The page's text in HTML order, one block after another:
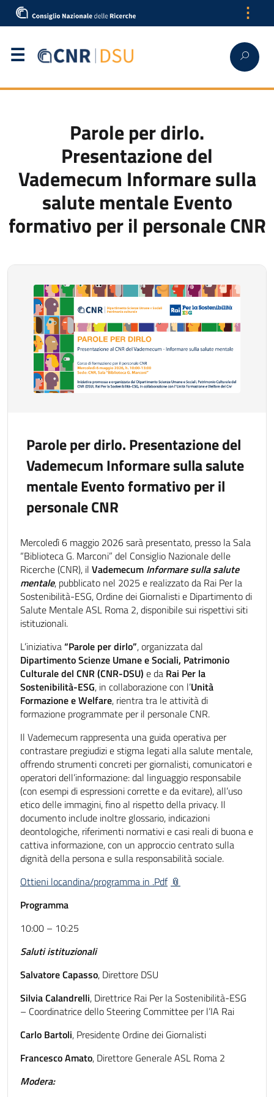
⋮
Parole per dirlo.
Presentazione del
Vademecum Informare sulla
salute mentale Evento
formativo per il personale CNR
Parole per dirlo. Presentazione del
Vademecum Informare sulla salute
mentale Evento formativo per il
personale CNR
Mercoledì 6 maggio 2026 sarà presentato, presso la Sala
“Biblioteca G. Marconi” del Consiglio Nazionale delle
Ricerche (CNR), il Vademecum Informare sulla salute
mentale, pubblicato nel 2025 e realizzato da Rai Per la
Sostenibilità-ESG, Ordine dei Giornalisti e Dipartimento di
Salute Mentale ASL Roma 2, disponibile sui rispettivi siti
istituzionali.
L’iniziativa“Parole per dirlo”, organizzata dal
Dipartimento Scienze Umane e Sociali, Patrimonio
Culturale del CNR (CNR-DSU) e da Rai Per la
Sostenibilità-ESG, in collaborazione con l’Unità
Formazione e Welfare, rientra tra le attività di
formazione programmate per il personale CNR.
Il Vademecum rappresenta una guida operativa per
contrastare pregiudizi e stigma legati alla salute mentale,
offrendo strumenti concreti per giornalisti, comunicatori e
operatori dell’informazione: dal linguaggio responsabile
(con esempi di espressioni corrette e da evitare), all’uso
etico delle immagini, fino al rispetto della privacy. Il
documento include inoltre glossario, indicazioni
deontologiche, riferimenti normativi e casi reali di buona e
cattiva informazione, con un approccio centrato sulla
dignità della persona e sulla responsabilità sociale.
Ottieni locandina/programma in .Pdf
Programma
10:00 – 10:25
Saluti istituzionali
Salvatore Capasso, Direttore DSU
Silvia Calandrelli, Direttrice Rai Per la Sostenibilità-ESG
– Coordinatrice dello Steering Committee per l’IA Rai
Carlo Bartoli, Presidente Ordine dei Giornalisti
Francesco Amato, Direttore Generale ASL Roma 2
Modera: